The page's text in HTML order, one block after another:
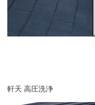
軒天 高圧洗浄